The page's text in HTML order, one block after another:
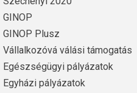
GINOP
GINOP Plusz
Vállalkozóvá válási támogatás
Egészségügyi pályázatok
Egyházi pályázatok